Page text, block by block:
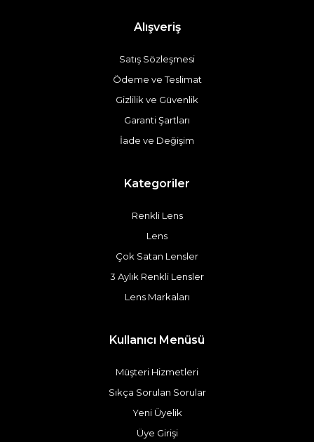
Alışveriş
Satış Sözleşmesi
Ödeme ve Teslimat
Gizlilik ve Güvenlik
Garanti Şartları
İade ve Değişim
Kategoriler
Renkli Lens
Lens
Çok Satan Lensler
3 Aylık Renkli Lensler
Lens Markaları
Kullanıcı Menüsü
Müşteri Hizmetleri
Sıkça Sorulan Sorular
Yeni Üyelik
Üye Girişi